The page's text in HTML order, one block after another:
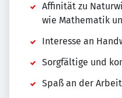
Affinität zu
wie Mathematik
Interesse an
Sorgfältige und
Spaß an der